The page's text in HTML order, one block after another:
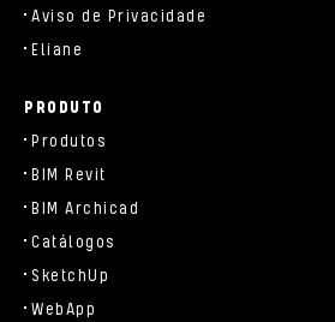
Aviso de Privacidade
Eliane
PRODUTO
Produtos
BIM Revit
BIM Archicad
Catálogos
SketchUp
WebApp